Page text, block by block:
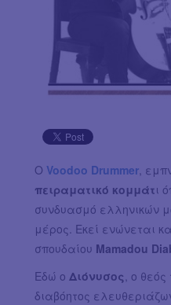
O Voodoo Drummer ,
πειραματικό κομμάτι
συνδυασμό ελληνικών
μέρος. Εκεί ενώνεται
σπουδαίου Mamadou
Εδώ ο Διόνυσος , ο
διαβόητος